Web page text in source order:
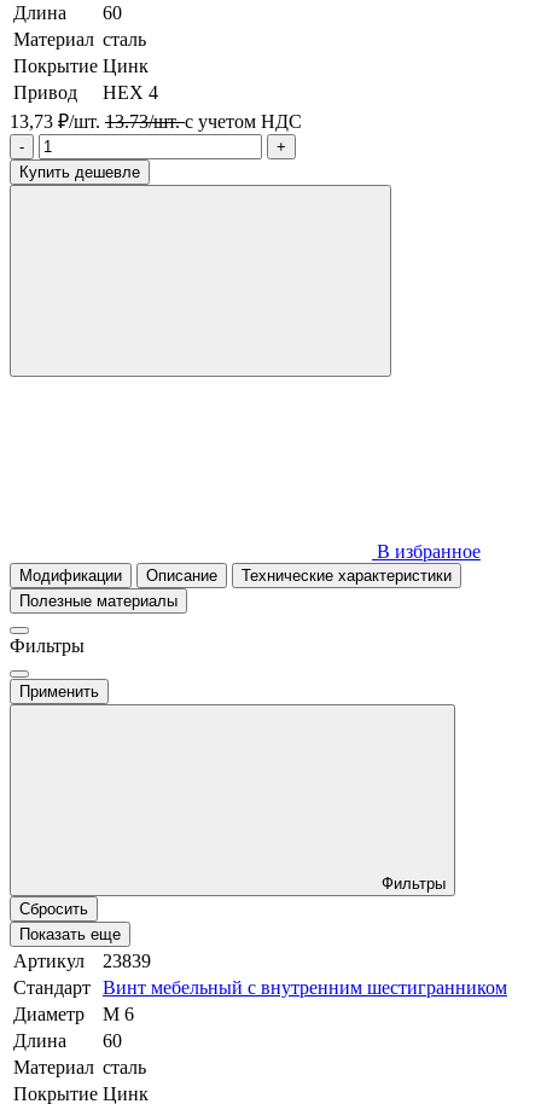
Длина
60
Материал сталь
Покрытие Цинк
Привод
HEX 4
13,73 ₽/шт. 13.73/шт.с учетом НДС
-
+
Купить дешевле
В избранное
Модификации Описание
Технические характеристики
Полезные материалы
Фильтры
Применить
Фильтры
Сбросить
Показать еще
Артикул
23839
Стандарт Винт мебельный с внутренним шестигранником
Диаметр
М 6
Длина
60
Материал сталь
Покрытие Цинк